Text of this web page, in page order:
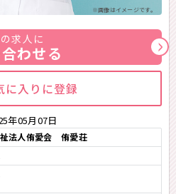
※画像はイメージです。
求人に
わせる
に入りに登録
年05月07日
法人侑愛会 侑愛荘